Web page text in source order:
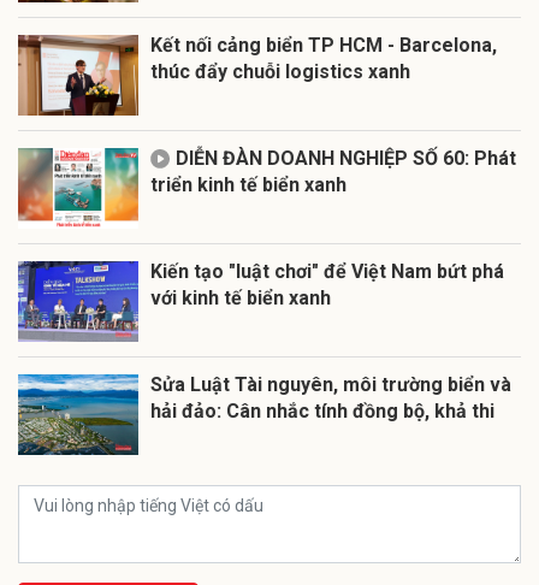
Kết nối cảng biển TP HCM - Barcelona,
thúc đẩy chuỗi logistics xanh
DIỄN ĐÀN DOANH NGHIỆP SỐ 60: Phát
triển kinh tế biển xanh
Kiến tạo "luật chơi" để Việt Nam bứt phá
với kinh tế biển xanh
Sửa Luật Tài nguyên, môi trường biển và
hải đảo: Cân nhắc tính đồng bộ, khả thi